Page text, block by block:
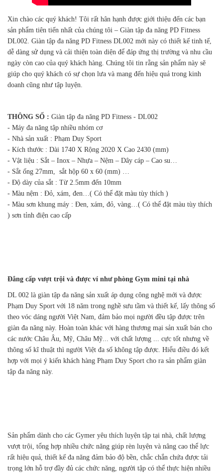
Xin chào các quý khách! Tôi rất hân hạnh được giới thiệu đến các bạn
sản phẩm tiên tiến nhất của chúng tôi – Giàn tập đa năng PD Fitness
DL002. Giàn tập đa năng PD Fitness DL002 mới này có thiết kế tinh tế,
dễ dàng sử dụng và cải thiện toàn diện để đáp ứng thị trường và nhu cầu
ngày còn cao của quý khách hàng. Chúng tôi tin rằng sản phẩm này sẽ
giúp cho quý khách có sự chọn lưa và mang đến hiệu quả trong kinh
doanh cũng như tập luyện.
THÔNG SỐ : Giàn tập đa năng PD Fitness - DL002
- Máy đa năng tập nhiều nhóm cơ
- Nhà sản xuất : Phạm Duy Sport
- Kích thước : Dài 1740 X Rộng 2020 X Cao 2430 (mm)
- Vật liệu : Sắt – Inox – Nhựa – Nệm – Dây cáp – Cao su…
- Sắt ống 27mm, sắt hộp 60 x 60 (mm) …
- Độ dày của sắt : Từ 2.5mm đến 10mm
- Màu nệm : Đỏ, xám, đen…( Có thể đặt màu tùy thích )
- Màu sơn khung máy : Đen, xám, đỏ, vàng…( Có thể đặt màu tùy thích
) sơn tỉnh điện cao cấp
Đẳng cấp vượt trội và được ví như phòng Gym mini tại nhà
DL 002 là giàn tập đa năng sản xuất áp dụng công nghệ mới và được
Phạm Duy Sport với 18 năm trong nghề sưu tầm và thiết kế, lấy thông số
theo vóc dáng người Việt Nam, đảm bảo mọi người đều tập được trên
giàn đa năng này. Hoàn toàn khác với hàng thương mại sản xuất bán cho
các nước Châu Âu, Mỹ, Châu Mỹ... với chất lượng ... cực tốt nhưng về
thông số kĩ thuật thì người Việt đa số không tập được. Hiểu điều đó kết
hợp với mọi ý kiến khách hàng Phạm Duy Sport cho ra sản phẩm giàn
tập đa năng này.
Sản phẩm dành cho các Gymer yêu thích luyện tập tại nhà, chất lượng
vượt trội, tổng hợp nhiều chức năng giúp rèn luyện và nâng cao thể lực
rất hiệu quả, thiết kế đa năng đảm bảo độ bền, chắc chắn chứa được tải
trọng lớn hỗ trợ đầy đủ các chức năng, người tập có thể thực hiện nhiều